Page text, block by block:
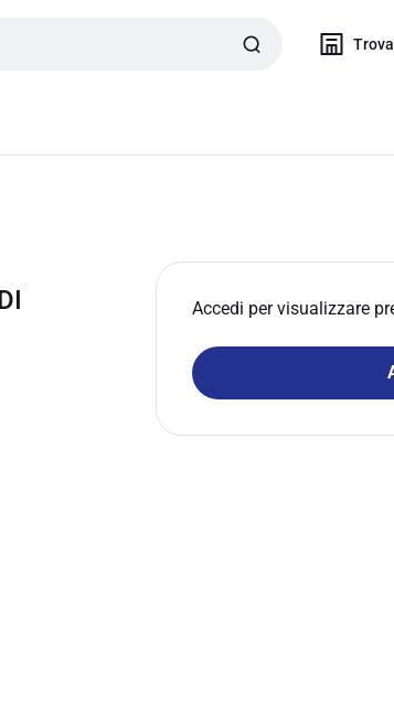
Accedi per visualizzare